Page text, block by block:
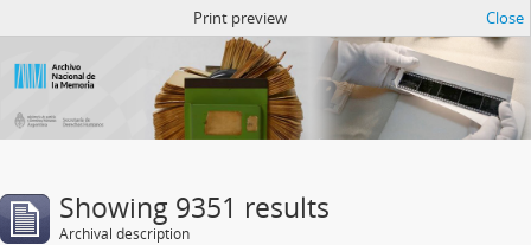
Print preview Close
Showing 9351 results
Archival description